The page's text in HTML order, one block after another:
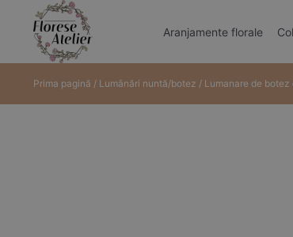
Aranjamente florale
Prima pagină / Lumânări nuntă/botez / Lumanare de